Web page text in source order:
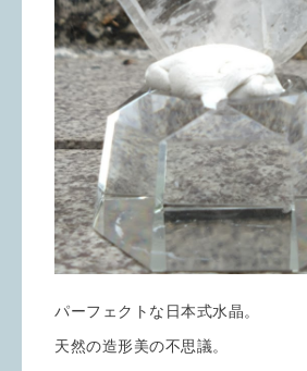
パーフェクトな日本式水晶。
天然の造形美の不思議。